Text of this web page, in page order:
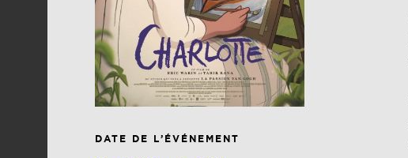
DATE DE L’ÉVÉNEMENT